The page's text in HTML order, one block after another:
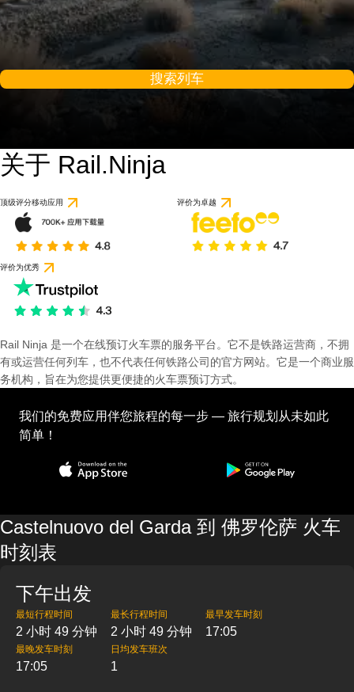
搜索列车
关于 Rail.Ninja
顶级评分移动应用 评价为卓越
评价为优秀
Rail Ninja 是一个在线预订火车票的服务平台。它不是铁路运营商，不拥
有或运营任何列车，也不代表任何铁路公司的官方网站。它是一个商业服
务机构，旨在为您提供更便捷的火车票预订方式。
我们的免费应用伴您旅程的每一步 — 旅行规划从未如此
简单！
Castelnuovo del Garda 到 佛罗伦萨 火车
时刻表
下午出发
最短行程时间
2 小时 49 分钟
最长行程时间
2 小时 49 分钟
最早发车时刻
17:05
最晚发车时刻
17:05
日均发车班次
1